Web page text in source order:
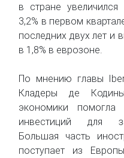
в стране
3,2% в первом
последних двух лет и
в 1,8% в еврозоне.
По мнению главы
Кладеры де
экономики помогла
инвестиций для
Большая часть
поступает из